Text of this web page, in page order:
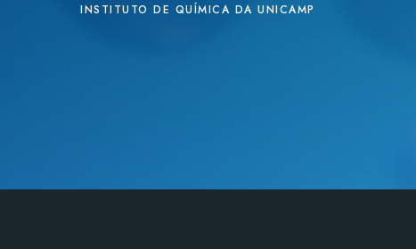
INSTITUTO DE QUÍMICA DA UNICAMP